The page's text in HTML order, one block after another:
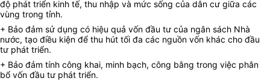
độ phát triển kinh tế, thu nhập và mức sống của dân cư giữa các
vùng trong tỉnh.
+ Bảo đảm sử dụng có hiệu quả vốn đầu tư của ngân sách Nhà
nước, tạo điều kiện để thu hút tối đa các nguồn vốn khác cho đầu
tư phát triển.
+ Bảo đảm tính công khai, minh bạch, công bằng trong việc phân
bổ vốn đầu tư phát triển.